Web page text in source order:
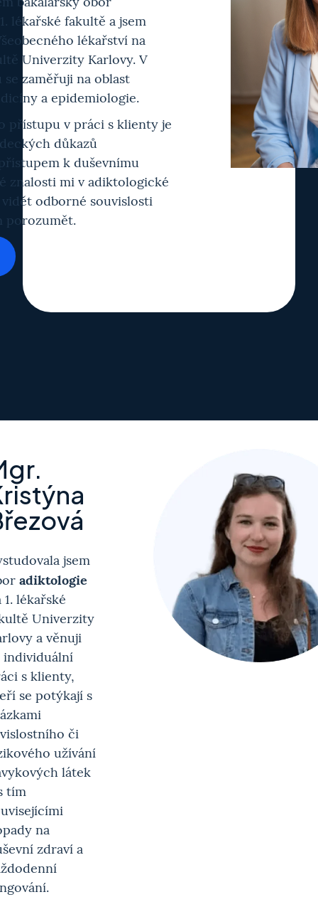
lékařské fakultě a jsem
lékařství na
Univerzity Karlovy. V
zaměřuji na oblast
a epidemiologie.
přístupu v práci s klienty je
důkazů
k duševnímu
znalosti mi v adiktologické
odborné souvislosti
porozumět.
jsem
adiktologie
1. lékařské
Univerzity
a věnuji
individuální
s klienty,
se potýkají s
či
užívání
látek
tím
na
zdraví a